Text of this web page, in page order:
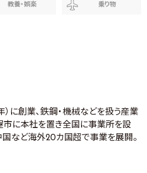
教養・娯楽 乗り物
）に創業、鉄鋼・機械などを扱う産業
市に本社を置き全国に事業所を設
国など海外20カ国超で事業を展開。